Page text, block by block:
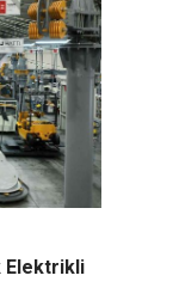
Elektrikli